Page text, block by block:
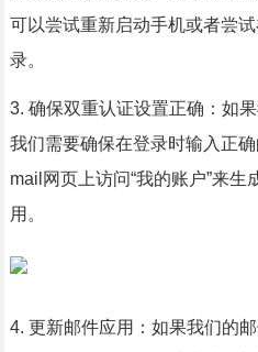
可以尝试重新启动手机或者尝
录。
3. 确保双重认证设置正确：如
我们需要确保在登录时输入正
mail网页上访问“我的账户”来
用。
4. 更新邮件应用：如果我们的